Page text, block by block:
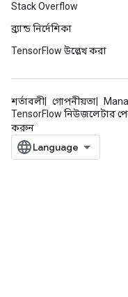
Stack Overflow
ব্র্যান্ড নির্দেশিকা
TensorFlow উল্লেখ করা
শর্তাবলী গোপনীয়তা
TensorFlow নিউজলেটার
করুন